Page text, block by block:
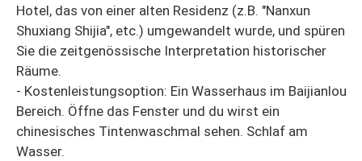
Hotel, das von einer alten Residenz (z.B. "Nanxun
Shuxiang Shijia", etc.) umgewandelt wurde, und spüren
Sie die zeitgenössische Interpretation historischer
Räume.
- Kostenleistungsoption: Ein Wasserhaus im Baijianlou
Bereich. Öffne das Fenster und du wirst ein
chinesisches Tintenwaschmal sehen. Schlaf am
Wasser.